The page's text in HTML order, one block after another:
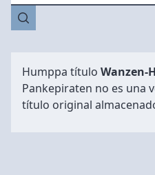
Humppa título Wanzen-
Pankepiraten no es una
título original